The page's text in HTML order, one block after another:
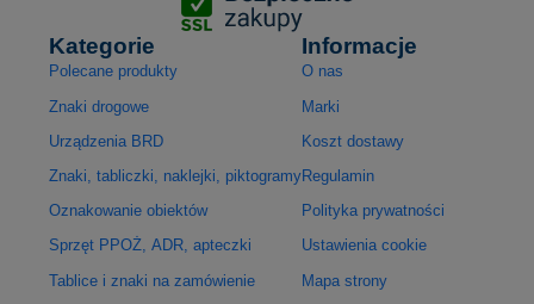
Kategorie
Polecane produkty
Znaki drogowe
Urządzenia BRD
Znaki, tabliczki, naklejki, piktogramy
Oznakowanie obiektów
Sprzęt PPOŻ, ADR, apteczki
Tablice i znaki na zamówienie
Informacje
O nas
Marki
Koszt dostawy
Regulamin
Polityka prywatności
Ustawienia cookie
Mapa strony